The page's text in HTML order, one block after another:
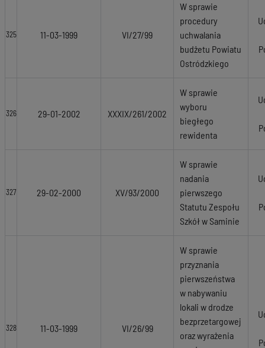
325 11-03-1999 VI/27/99
W sprawie
procedury
uchwalania
budżetu Powiatu
Ostródzkiego
326 29-01-2002 XXXIX/261/2002
W sprawie
wyboru
biegłego
rewidenta
327 29-02-2000 XV/93/2000
W sprawie
nadania
pierwszego
Statutu Zespołu
Szkół w Saminie
328 11-03-1999 VI/26/99
W sprawie
przyznania
pierwszeństwa
w nabywaniu
lokali w drodze
bezprzetargowej
oraz wyrażenia